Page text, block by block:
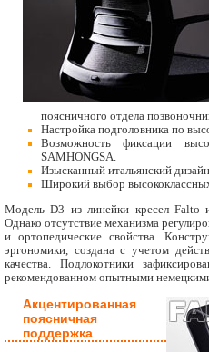
поясничного отдела
Настройка подголовника по
Возможность фиксации
SAMHONGSA.
Изысканный итальянский
Широкий выбор
Модель D3 из линейки кресел Falto
Однако отсутствие механизма
и ортопедические свойства.
эргономики, создана с учетом
качества. Подлокотники
рекомендованном опытными
Акцентированная
поясничная
поддержка